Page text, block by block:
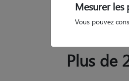
Plus de
Mesurer les
Vous pouvez